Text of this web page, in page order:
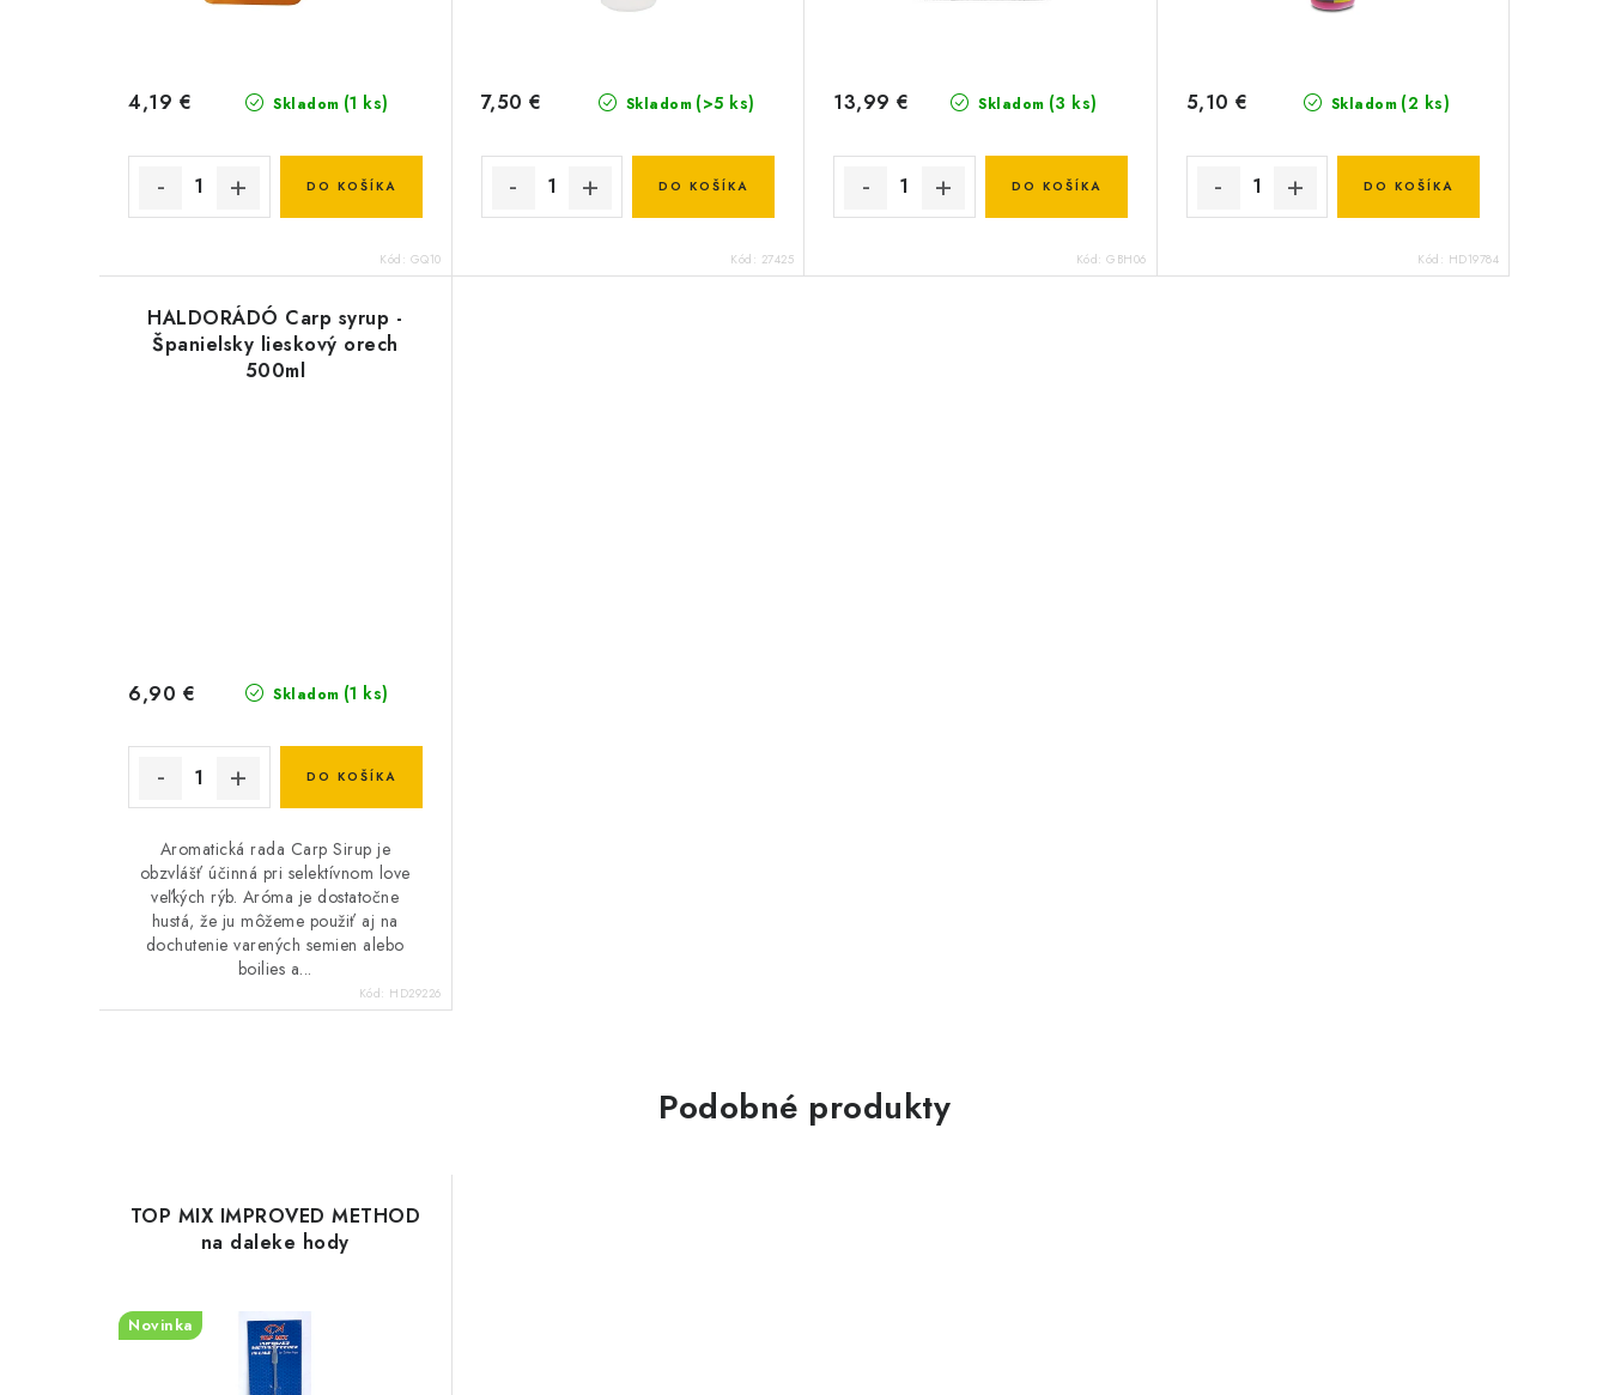
Skladom (1 ks)
4,19 €
DO KOŠÍKA
Kód: GQ10
Skladom (>5 ks)
7,50 €
DO KOŠÍKA
Kód: 27425
Skladom (3 ks)
13,99 €
DO KOŠÍKA
Kód: GBH06
Skladom (2 ks)
5,10 €
DO KOŠÍKA
Kód: HD19784
HALDORÁDÓ Carp syrup -
Španielsky lieskový orech
500ml
Skladom (1 ks)
6,90 €
DO KOŠÍKA
Aromatická rada Carp Sirup je
obzvlášť účinná pri selektívnom love
veľkých rýb. Aróma je dostatočne
hustá, že ju môžeme použiť aj na
dochutenie varených semien alebo
boilies a...
Kód: HD29226
Podobné produkty
TOP MIX IMPROVED METHOD
na daleke hody
Novinka